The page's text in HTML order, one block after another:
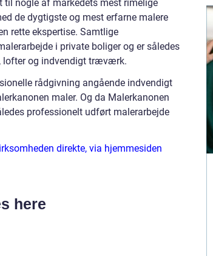
til nogle af markedets mest rimelige
de dygtigste og mest erfarne malere
rette ekspertise. Samtlige
i private boliger og er således
lofter og indvendigt træværk.
rådgivning angående indvendigt
maler. Og da Malerkanonen
professionelt udført malerarbejde
direkte, via hjemmesiden
here